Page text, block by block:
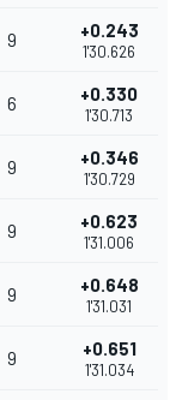
9 +0.243
1'30.626
6 +0.330
1'30.713
9 +0.346
1'30.729
9 +0.623
1'31.006
9 +0.648
1'31.031
9 +0.651
1'31.034